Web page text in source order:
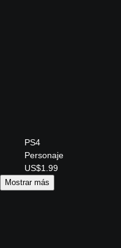
PS4
Personaje
US$1.99
Mostrar más